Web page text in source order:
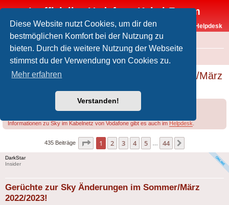
Diese Website nutzt Cookies, um dir den
bestmöglichen Komfort bei der Nutzung zu
bieten. Durch die weitere Nutzung der Webseite
stimmst du der Verwendung von Cookies zu.
Mehr erfahren
Verstanden!
Inoffizielles Vodafone-Kabel-Forum
Vodafone-Kabel-Helpdesk
FAQ
Foren-Übersicht Offtopic
Gerüchte zur Sky Änderungen im Sommer/März
Informationen zu Sky im Kabelnetz von Vodafone gibt es auch im Helpdesk
435 Beiträge Seite 1von 44
1 2 3 4 5 44
DarkStar
Insider
Gerüchte zur Sky Änderungen im Sommer/März
2022/2023!